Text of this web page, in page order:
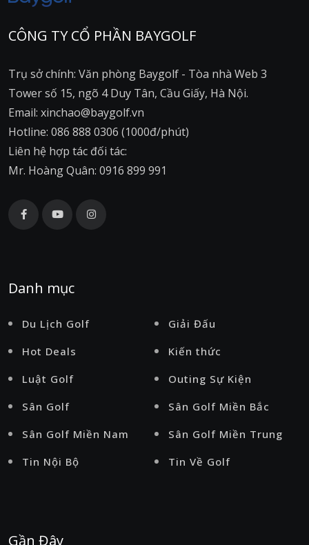
CÔNG TY CỔ PHẦN BAYGOLF
Trụ sở chính: Văn phòng Baygolf - Tòa nhà Web 3
Tower số 15, ngõ 4 Duy Tân, Cầu Giấy, Hà Nội.
Email: xinchao@baygolf.vn
Hotline: 086 888 0306 (1000đ/phút)
Liên hệ hợp tác đối tác:
Mr. Hoàng Quân: 0916 899 991
Danh mục
Du Lịch Golf
Giải Đấu
Hot Deals
Kiến thức
Luật Golf
Outing Sự Kiện
Sân Golf
Sân Golf Miền Bắc
Sân Golf Miền Nam
Sân Golf Miền Trung
Tin Nội Bộ
Tin Về Golf
Gần Đây